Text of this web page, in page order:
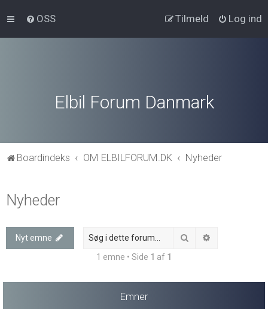
OSS Log ind
Tilmeld
Elbil Forum Danmark
Boardindeks OM ELBILFORUM.DK Nyheder
Nyheder
Nyt emne Søg
1 emne • Side 1 af 1
Emner